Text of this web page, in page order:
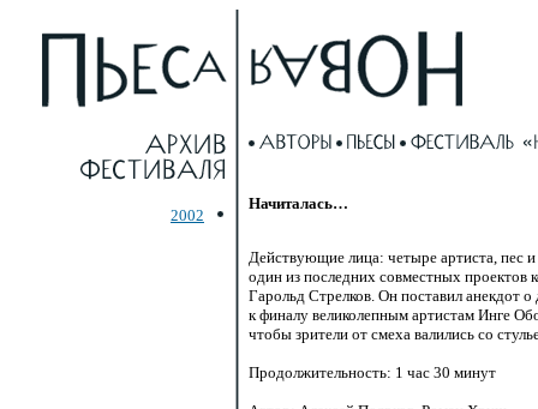
2002
Начиталась…
Действующие лица: четыре артиста, пес
один из последних совместных
Гарольд Стрелков. Он поставил анекдот
к финалу великолепным артистам Инге
чтобы зрители от смеха валились со
Продолжительность: 1 час 30 минут